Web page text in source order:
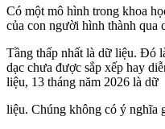
Có một mô hình trong khoa
của con người hình thành qua
Tầng thấp nhất là dữ liệu. Đó
dạc chưa được sắp xếp hay
liệu, 13 tháng năm 2026 là dữ
liệu. Chúng không có ý nghĩa